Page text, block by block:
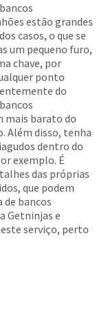
estão grandes
casos, o que se
um pequeno furo,
chave, por
ponto
do
mais barato do
Além disso, tenha
dentro do
exemplo. É
das próprias
que podem
de bancos
Getninjas e
serviço, perto